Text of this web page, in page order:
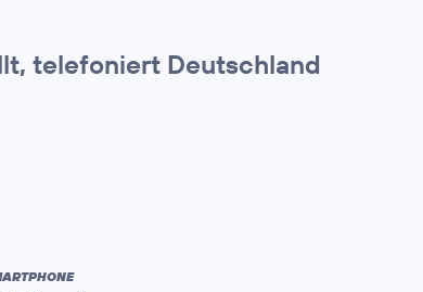
telefoniert Deutschland